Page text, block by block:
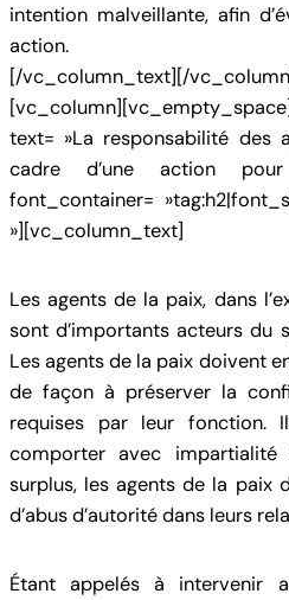
intention malveillante, afin
action.
[/vc_column_text][/
text= »La responsabilité des
cadre d’une action
font_container=
»][vc_column_text]
Les agents de la paix, dans
sont d’importants acteurs du
Les agents de la paix doivent
de façon à préserver la
requises par leur fonction.
comporter avec impartialité
surplus, les agents de la
d’abus d’autorité dans leurs
Étant appelés à intervenir